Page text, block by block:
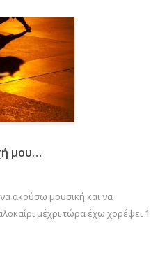
μου…
ακούσω μουσική και να
μέχρι τώρα έχω χορέψει 1